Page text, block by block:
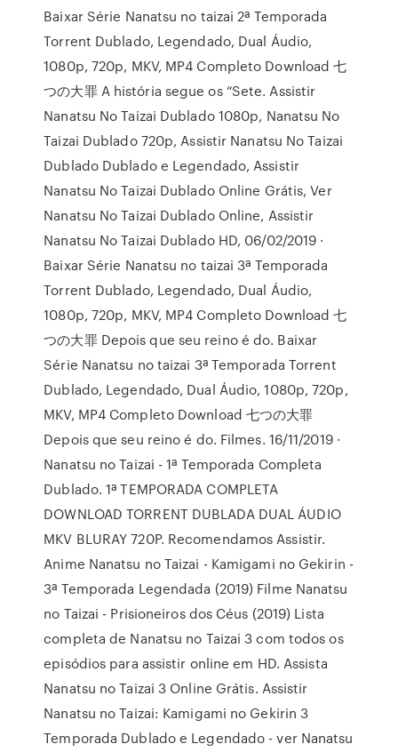
Baixar Série Nanatsu no taizai 2ª Temporada
Torrent Dublado, Legendado, Dual Áudio,
1080p, 720p, MKV, MP4 Completo Download 七
つの大罪 A história segue os “Sete. Assistir
Nanatsu No Taizai Dublado 1080p, Nanatsu No
Taizai Dublado 720p, Assistir Nanatsu No Taizai
Dublado Dublado e Legendado, Assistir
Nanatsu No Taizai Dublado Online Grátis, Ver
Nanatsu No Taizai Dublado Online, Assistir
Nanatsu No Taizai Dublado HD, 06/02/2019 ·
Baixar Série Nanatsu no taizai 3ª Temporada
Torrent Dublado, Legendado, Dual Áudio,
1080p, 720p, MKV, MP4 Completo Download 七
つの大罪 Depois que seu reino é do. Baixar
Série Nanatsu no taizai 3ª Temporada Torrent
Dublado, Legendado, Dual Áudio, 1080p, 720p,
MKV, MP4 Completo Download 七つの大罪
Depois que seu reino é do. Filmes. 16/11/2019 ·
Nanatsu no Taizai - 1ª Temporada Completa
Dublado. 1ª TEMPORADA COMPLETA
DOWNLOAD TORRENT DUBLADA DUAL ÁUDIO
MKV BLURAY 720P. Recomendamos Assistir.
Anime Nanatsu no Taizai - Kamigami no Gekirin -
3ª Temporada Legendada (2019) Filme Nanatsu
no Taizai - Prisioneiros dos Céus (2019) Lista
completa de Nanatsu no Taizai 3 com todos os
episódios para assistir online em HD. Assista
Nanatsu no Taizai 3 Online Grátis. Assistir
Nanatsu no Taizai: Kamigami no Gekirin 3
Temporada Dublado e Legendado - ver Nanatsu